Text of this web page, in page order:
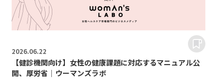
2026.06.22
【健診機関向け】女性の健康課題に対応するマニュアル公
開、厚労省｜ウーマンズラボ